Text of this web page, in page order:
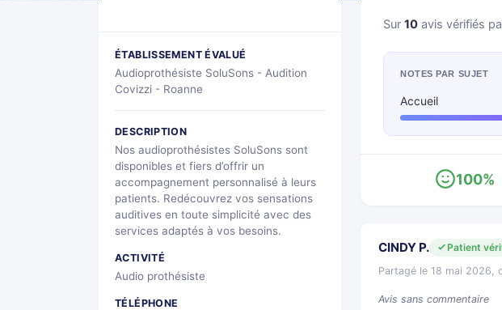
ÉTABLISSEMENT ÉVALUÉ
Audioprothésiste SoluSons - Audition
Covizzi - Roanne
DESCRIPTION
Nos audioprothésistes SoluSons sont
disponibles et fiers d’offrir un
accompagnement personnalisé à leurs
patients. Redécouvrez vos sensations
auditives en toute simplicité avec des
services adaptés à vos besoins.
ACTIVITÉ
Audio prothésiste
TÉLÉPHONE
Sur 10 avis vérifiés
NOTES PAR SUJET
Accueil
100%
CINDY P.
Patient
Partagé le 18 mai 2026,
Avis sans commentaire